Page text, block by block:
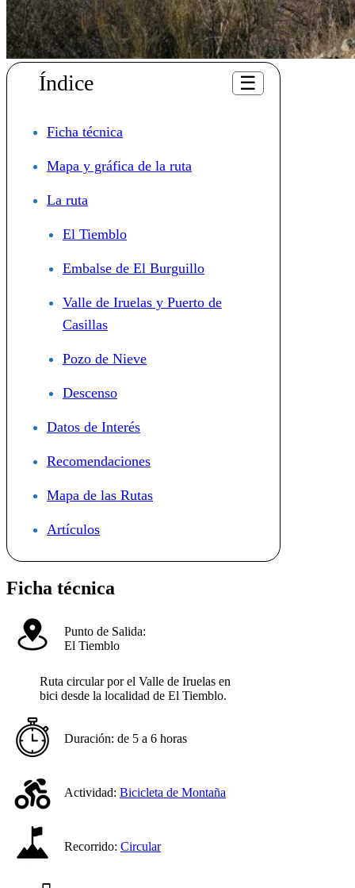
Índice ☰
Ficha técnica
Mapa y gráfica de la ruta
La ruta
El Tiemblo
Embalse de El Burguillo
Valle de Iruelas y Puerto de
Casillas
Pozo de Nieve
Descenso
Datos de Interés
Recomendaciones
Mapa de las Rutas
Artículos
Ficha técnica
Punto de Salida:
El Tiemblo
Ruta circular por el Valle de Iruelas en
bici desde la localidad de El Tiemblo.
Duración: de 5 a 6 horas
Actividad: Bicicleta de Montaña
Recorrido: Circular